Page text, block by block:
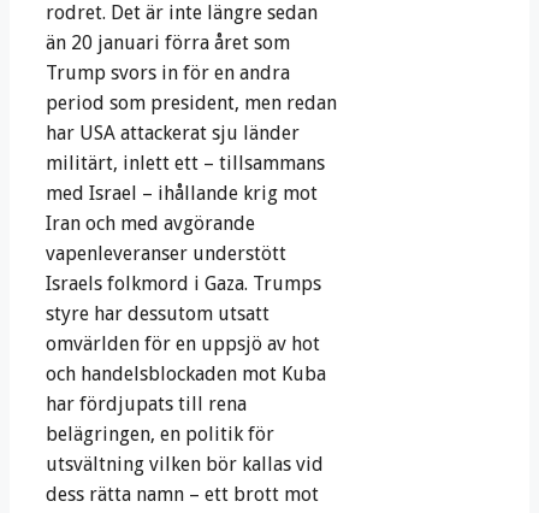
rodret. Det är inte längre sedan
än 20 januari förra året som
Trump svors in för en andra
period som president, men redan
har USA attackerat sju länder
militärt, inlett ett – tillsammans
med Israel – ihållande krig mot
Iran och med avgörande
vapenleveranser understött
Israels folkmord i Gaza. Trumps
styre har dessutom utsatt
omvärlden för en uppsjö av hot
och handelsblockaden mot Kuba
har fördjupats till rena
belägringen, en politik för
utsvältning vilken bör kallas vid
dess rätta namn – ett brott mot